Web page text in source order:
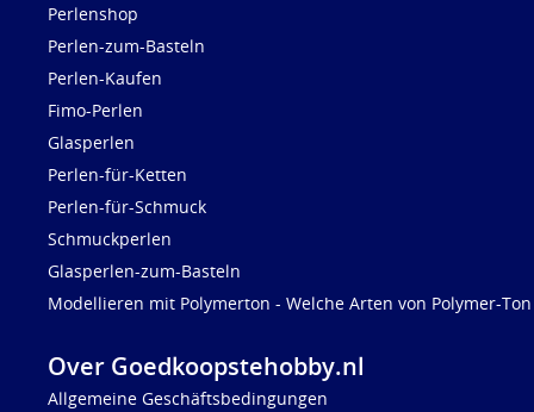
Perlenshop
Perlen-zum-Basteln
Perlen-Kaufen
Fimo-Perlen
Glasperlen
Perlen-für-Ketten
Perlen-für-Schmuck
Schmuckperlen
Glasperlen-zum-Basteln
Modellieren mit Polymerton - Welche Arten von Polymer-
Over Goedkoopstehobby.nl
Allgemeine Geschäftsbedingungen